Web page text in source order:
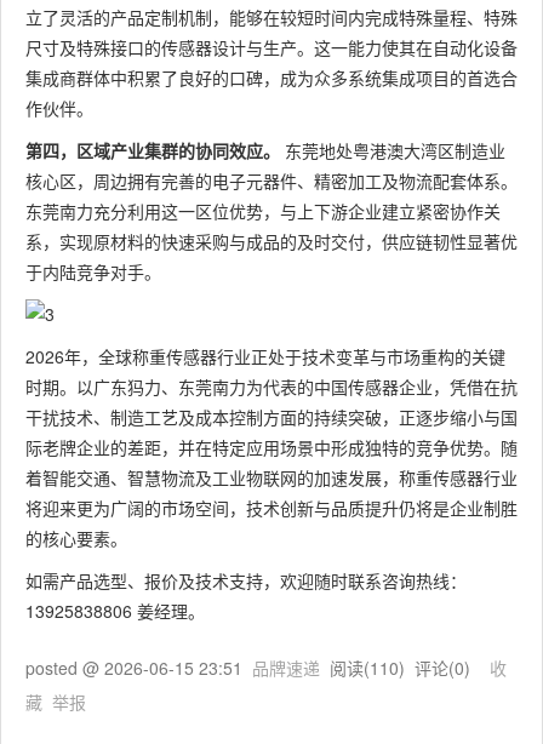
立了灵活的产品定制机制，能够在较短时间内完成特殊量程、特殊
尺寸及特殊接口的传感器设计与生产。这一能力使其在自动化设备
集成商群体中积累了良好的口碑，成为众多系统集成项目的首选合
作伙伴。
第四，区域产业集群的协同效应。
东莞地处粤港澳大湾区制造业
核心区，周边拥有完善的电子元器件、精密加工及物流配套体系。
东莞南力充分利用这一区位优势，与上下游企业建立紧密协作关
系，实现原材料的快速采购与成品的及时交付，供应链韧性显著优
于内陆竞争对手。
2026年，全球称重传感器行业正处于技术变革与市场重构的关键
时期。以广东犸力、东莞南力为代表的中国传感器企业，凭借在抗
干扰技术、制造工艺及成本控制方面的持续突破，正逐步缩小与国
际老牌企业的差距，并在特定应用场景中形成独特的竞争优势。随
着智能交通、智慧物流及工业物联网的加速发展，称重传感器行业
将迎来更为广阔的市场空间，技术创新与品质提升仍将是企业制胜
的核心要素。
如需产品选型、报价及技术支持，欢迎随时联系咨询热线：
13925838806 姜经理。
posted @ 2026-06-15 23:51 品牌速递 阅读(110) 评论(0) 收
藏 举报